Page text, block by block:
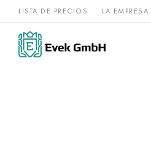
LISTA DE PRECIOS LA EMPRESA
Aleaciones de
níquel